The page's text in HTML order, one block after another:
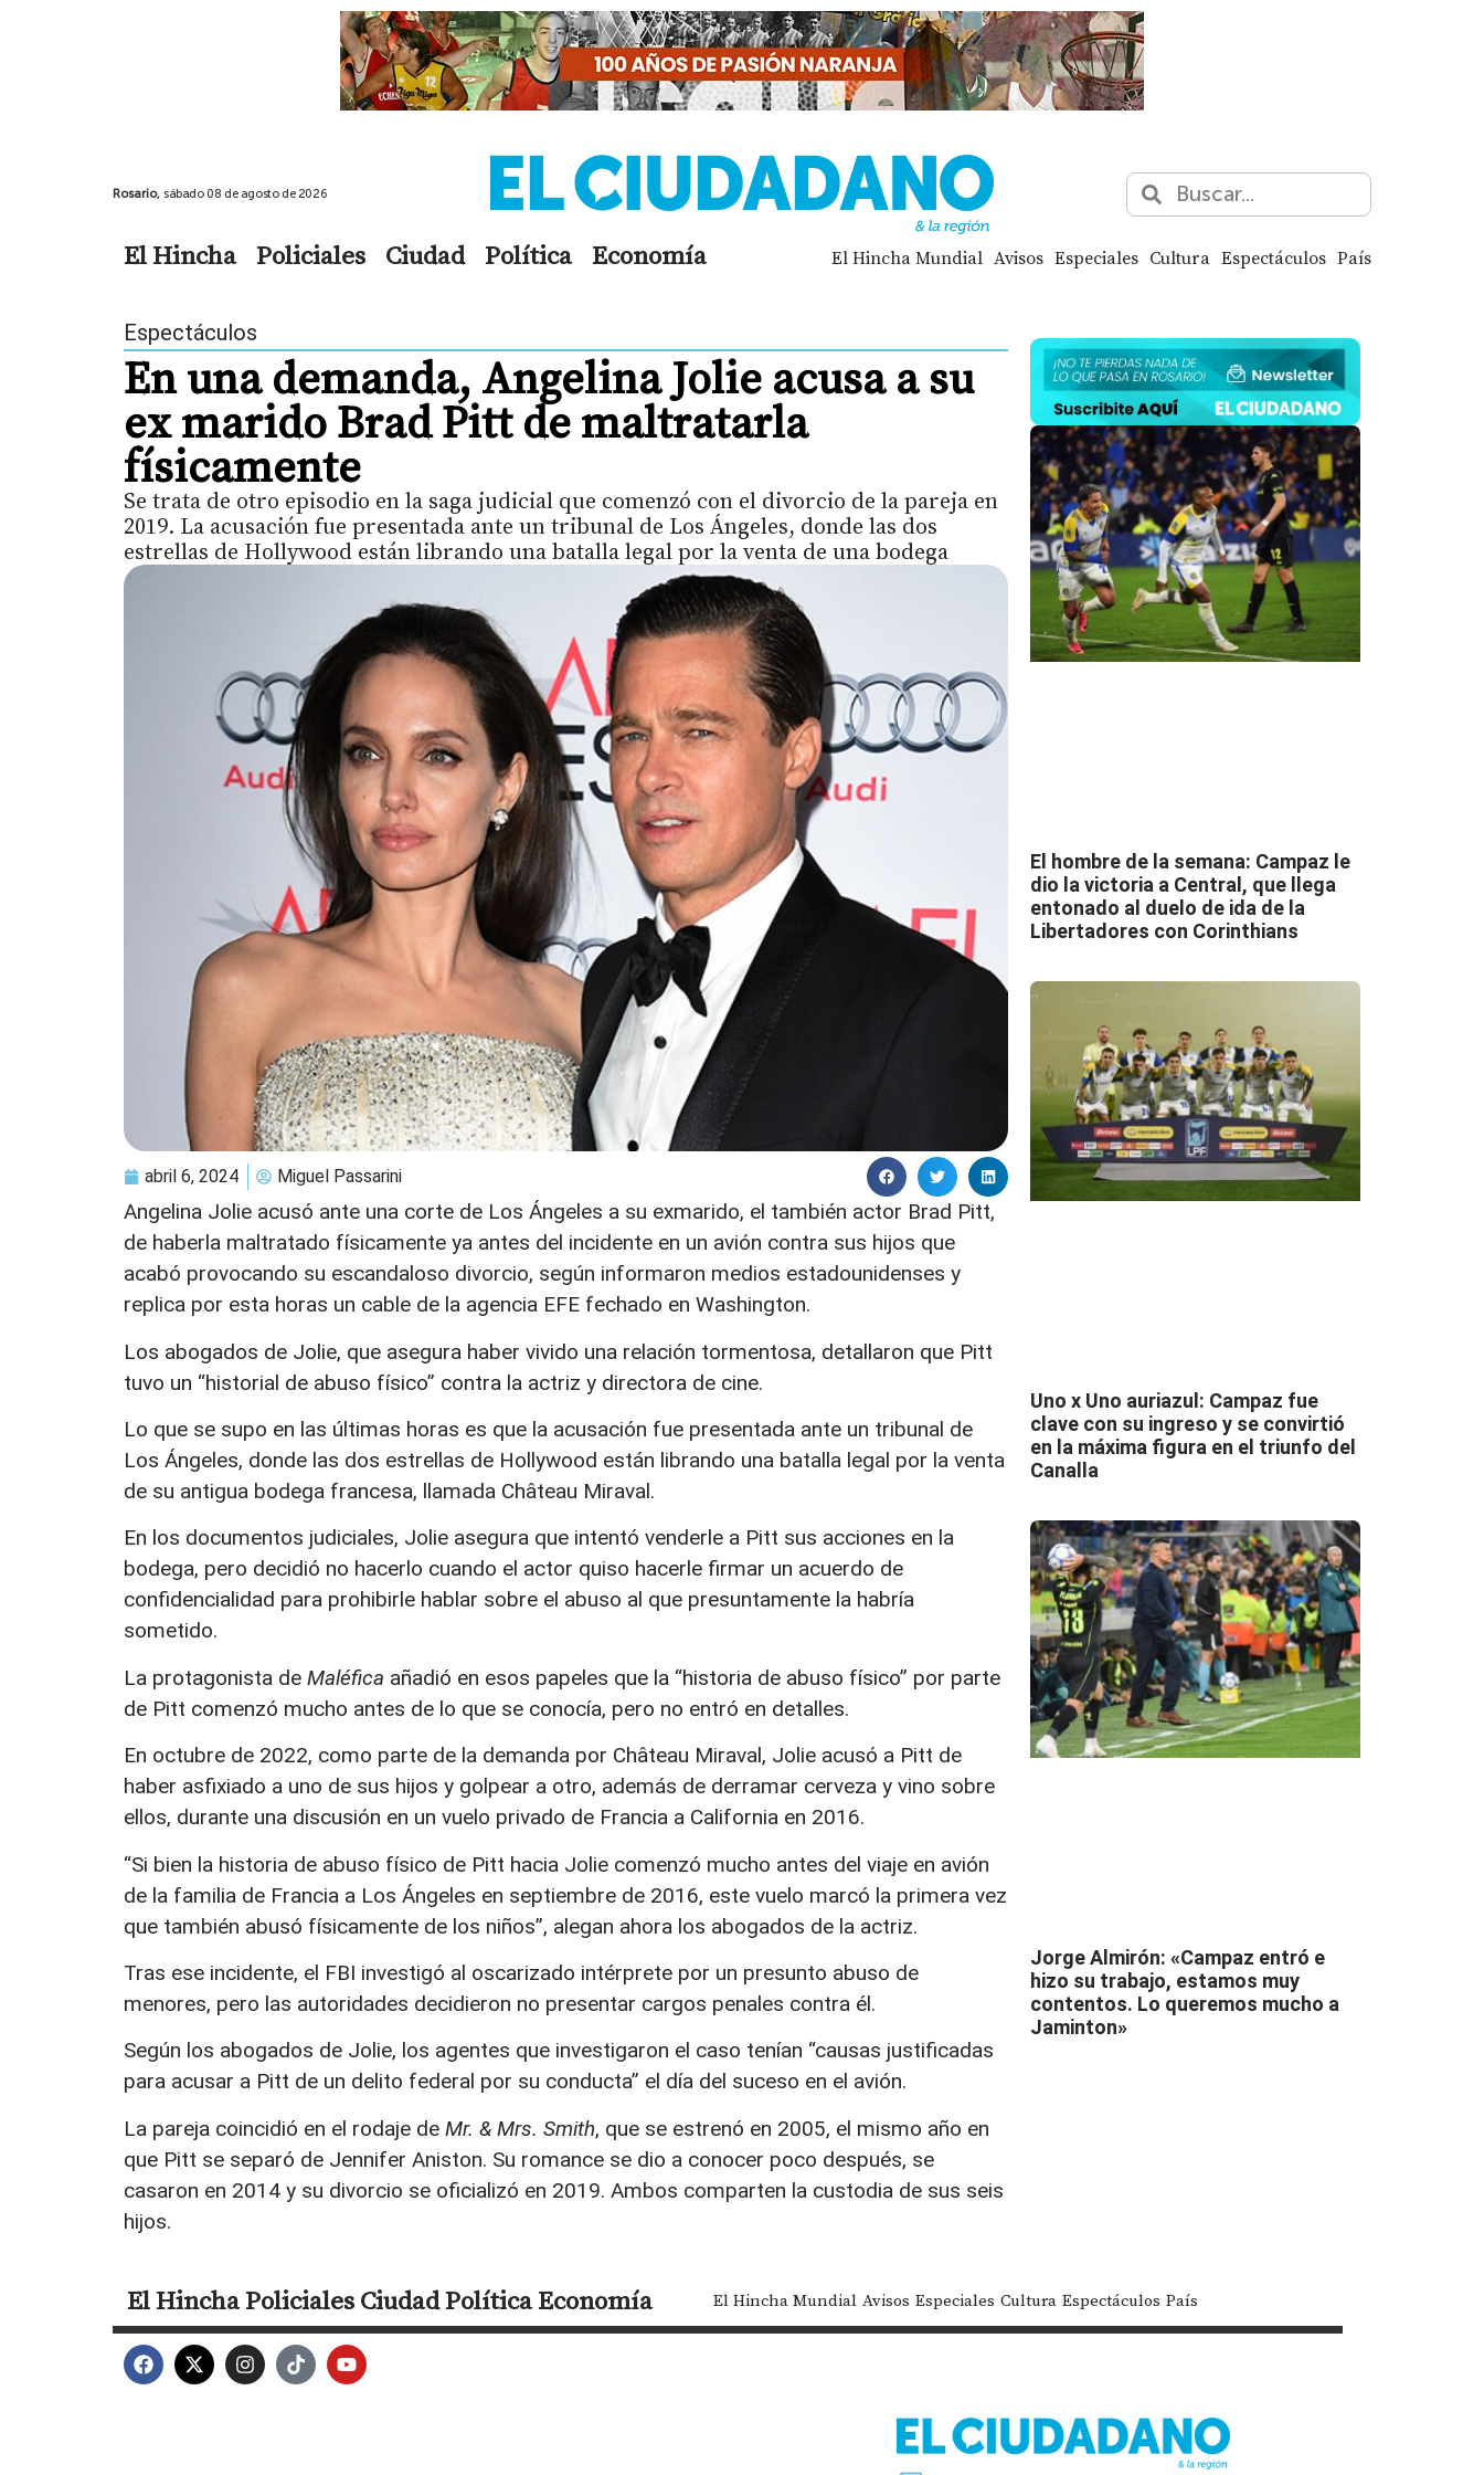
Rosario, sábado 08 de agosto de 2026
El Hincha Policiales Ciudad Política Economía El Hincha Mundial Avisos Especiales Cultura Espectáculos País
Espectáculos
En una demanda, Angelina Jolie acusa a su
ex marido Brad Pitt de maltratarla
físicamente
Se trata de otro episodio en la saga judicial que comenzó con el divorcio de la pareja en
2019. La acusación fue presentada ante un tribunal de Los Ángeles, donde las dos
estrellas de Hollywood están librando una batalla legal por la venta de una bodega
abril 6, 2024 Miguel Passarini
Angelina Jolie acusó ante una corte de Los Ángeles a su exmarido, el también actor Brad Pitt,
de haberla maltratado físicamente ya antes del incidente en un avión contra sus hijos que
acabó provocando su escandaloso divorcio, según informaron medios estadounidenses y
replica por esta horas un cable de la agencia EFE fechado en Washington.
Los abogados de Jolie, que asegura haber vivido una relación tormentosa, detallaron que Pitt
tuvo un “historial de abuso físico” contra la actriz y directora de cine.
Lo que se supo en las últimas horas es que la acusación fue presentada ante un tribunal de
Los Ángeles, donde las dos estrellas de Hollywood están librando una batalla legal por la venta
de su antigua bodega francesa, llamada Château Miraval.
En los documentos judiciales, Jolie asegura que intentó venderle a Pitt sus acciones en la
bodega, pero decidió no hacerlo cuando el actor quiso hacerle firmar un acuerdo de
confidencialidad para prohibirle hablar sobre el abuso al que presuntamente la habría
sometido.
La protagonista de Maléfica añadió en esos papeles que la “historia de abuso físico” por parte
de Pitt comenzó mucho antes de lo que se conocía, pero no entró en detalles.
En octubre de 2022, como parte de la demanda por Château Miraval, Jolie acusó a Pitt de
haber asfixiado a uno de sus hijos y golpear a otro, además de derramar cerveza y vino sobre
ellos, durante una discusión en un vuelo privado de Francia a California en 2016.
“Si bien la historia de abuso físico de Pitt hacia Jolie comenzó mucho antes del viaje en avión
de la familia de Francia a Los Ángeles en septiembre de 2016, este vuelo marcó la primera vez
que también abusó físicamente de los niños”, alegan ahora los abogados de la actriz.
Tras ese incidente, el FBI investigó al oscarizado intérprete por un presunto abuso de
menores, pero las autoridades decidieron no presentar cargos penales contra él.
Según los abogados de Jolie, los agentes que investigaron el caso tenían “causas justificadas
para acusar a Pitt de un delito federal por su conducta” el día del suceso en el avión.
La pareja coincidió en el rodaje de Mr. & Mrs. Smith, que se estrenó en 2005, el mismo año en
que Pitt se separó de Jennifer Aniston. Su romance se dio a conocer poco después, se
casaron en 2014 y su divorcio se oficializó en 2019. Ambos comparten la custodia de sus seis
hijos.
El hombre de la semana: Campaz le
dio la victoria a Central, que llega
entonado al duelo de ida de la
Libertadores con Corinthians
Uno x Uno auriazul: Campaz fue
clave con su ingreso y se convirtió
en la máxima figura en el triunfo del
Canalla
Jorge Almirón: «Campaz entró e
hizo su trabajo, estamos muy
contentos. Lo queremos mucho a
Jaminton»
El HinchaPolicialesCiudadPolíticaEconomía El Hincha Mundial Avisos Especiales Cultura Espectáculos País